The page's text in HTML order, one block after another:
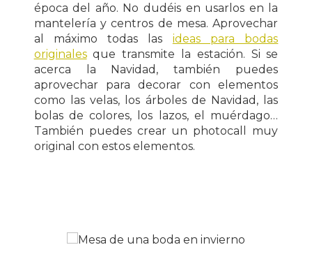
época del año. No dudéis en usarlos en la
mantelería y centros de mesa. Aprovechar
al máximo todas las ideas para bodas
originalesque transmite la estación. Si se
acerca la Navidad, también puedes
aprovechar para decorar con elementos
como las velas, los árboles de Navidad, las
bolas de colores, los lazos, el muérdago…
También puedes crear un photocall muy
original con estos elementos.